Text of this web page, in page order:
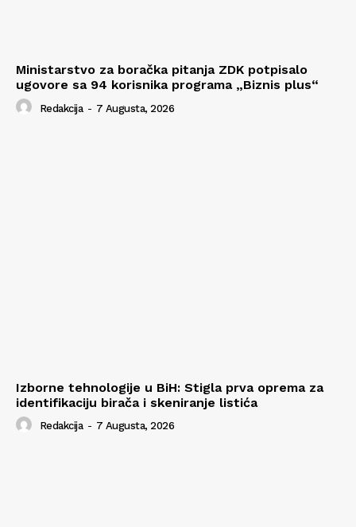
Ministarstvo za boračka pitanja ZDK potpisalo
ugovore sa 94 korisnika programa „Biznis plus“
Redakcija - 7 Augusta, 2026
Izborne tehnologije u BiH: Stigla prva oprema za
identifikaciju birača i skeniranje listića
Redakcija - 7 Augusta, 2026